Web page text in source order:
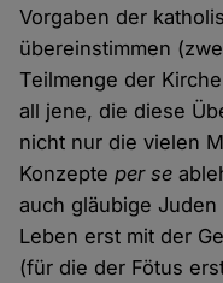
Vorgaben der
übereinstimmen
Teilmenge der
all jene, die diese
nicht nur die vielen
Konzepteper se
auch gläubige
Leben erst mit der
(für die der Fötus